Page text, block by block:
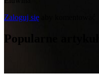
Zaloguj się
Popularne artykuły